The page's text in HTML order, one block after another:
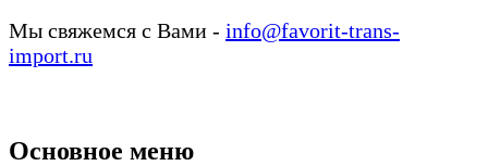
Мы свяжемся с Вами - info@favorit-trans-
import.ru
Основное меню